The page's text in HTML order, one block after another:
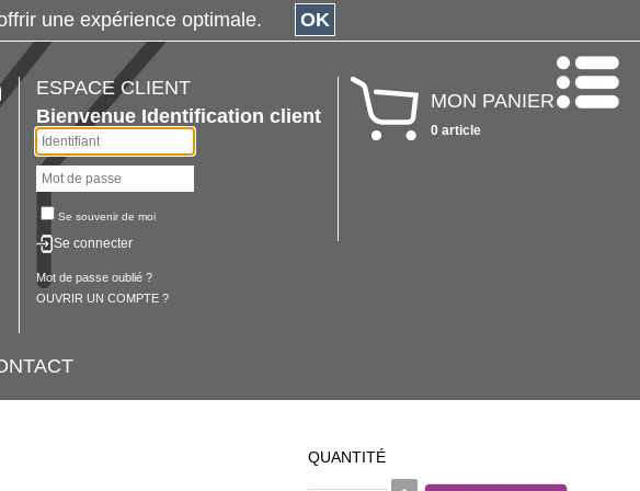
ESPACE CLIENT
Bienvenue Identification client
Se souvenir de moi
Se connecter
Mot de passe oublié ?
OUVRIR UN COMPTE ?
MON PANIER
0 article
QUANTITÉ
offrir une expérience optimale. OK